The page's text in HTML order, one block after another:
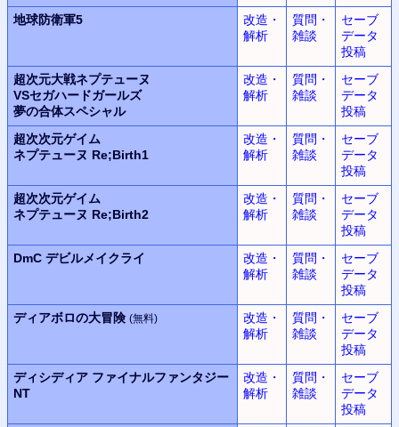
地球防衛軍5
改造・
解析
質問・
雑談
セーブ
データ
投稿
超次元大戦ネプテューヌ
VSセガハードガールズ
夢の合体スペシャル
改造・
解析
質問・
雑談
セーブ
データ
投稿
超次次元ゲイム
ネプテューヌ Re;Birth1
改造・
解析
質問・
雑談
セーブ
データ
投稿
超次次元ゲイム
ネプテューヌ Re;Birth2
改造・
解析
質問・
雑談
セーブ
データ
投稿
DmC デビルメイクライ
改造・
解析
質問・
雑談
セーブ
データ
投稿
ディアボロの大冒険 (無料)
改造・
解析
質問・
雑談
セーブ
データ
投稿
ディシディア ファイナルファンタジー
NT
改造・
解析
質問・
雑談
セーブ
データ
投稿